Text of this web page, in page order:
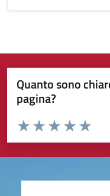
Quanto sono
pagina?
Valuta da 1 a 5 stelle la
Valuta
Valuta 4
Valuta 3 stelle
Valuta 2 stelle su 5
Valuta 1 stelle su 5